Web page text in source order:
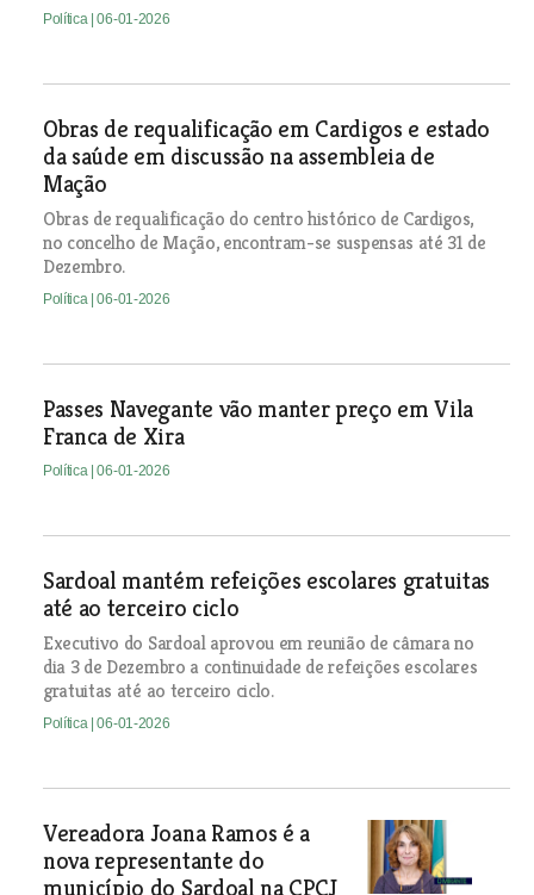
Política | 06-01-2026
Obras de requalificação em Cardigos e estado
da saúde em discussão na assembleia de
Mação
Obras de requalificação do centro histórico de Cardigos,
no concelho de Mação, encontram-se suspensas até 31 de
Dezembro.
Política | 06-01-2026
Passes Navegante vão manter preço em Vila
Franca de Xira
Política | 06-01-2026
Sardoal mantém refeições escolares gratuitas
até ao terceiro ciclo
Executivo do Sardoal aprovou em reunião de câmara no
dia 3 de Dezembro a continuidade de refeições escolares
gratuitas até ao terceiro ciclo.
Política | 06-01-2026
Vereadora Joana Ramos é a
nova representante do
município do Sardoal na CPCJ